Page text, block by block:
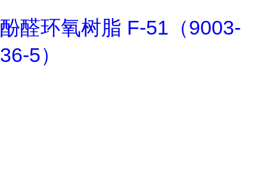
酚醛环氧树脂 F-51（9003-
36-5）